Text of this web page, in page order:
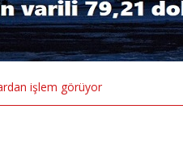
işlem görüyor